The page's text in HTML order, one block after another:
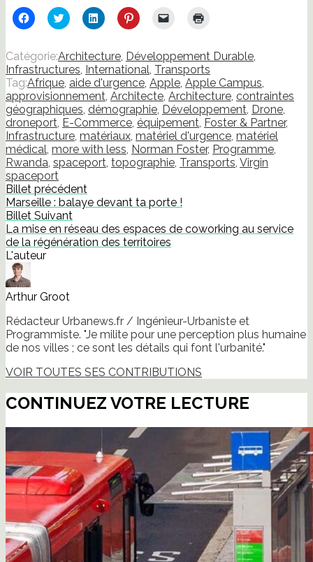
Cliquez
pour
Facebook(ouvre
dans
une
nouvelle
fenêtre)
Cliquez
pour
Twitter(ouvre
dans
une
nouvelle
fenêtre)
Cliquez
pour
LinkedIn(ouvre
dans
une
nouvelle
fenêtre)
Cliquez
pour
Pinterest(ouvre
dans
une
nouvelle
fenêtre)
Cliquer
lien
par
e-
mail
à
un
ami(ouvre
dans
une
nouvelle
fenêtre)
une
nouvelle
fenêtre)
Catégorie:Architecture, Développement Durable,
Infrastructures, International, Transports
Tag:Afrique, aide d'urgence, Apple, Apple Campus,
approvisionnement, Architecte, Architecture, contraintes
géographiques, démographie, Développement, Drone,
droneport, E-Commerce, équipement, Foster & Partner,
Infrastructure, matériaux, matériel d'urgence, matériel
médical, more with less, Norman Foster, Programme,
Rwanda, spaceport, topographie, Transports, Virgin
spaceport
Billet précédent
Marseille : balaye devant ta porte !
Billet Suivant
La mise en réseau des espaces de coworking au service
de la régénération des territoires
L'auteur
Arthur Groot
Rédacteur Urbanews.fr / Ingénieur-Urbaniste et
Programmiste. "Je milite pour une perception plus humaine
de nos villes ; ce sont les détails qui font l'urbanité."
VOIR TOUTES SES CONTRIBUTIONS
CONTINUEZ VOTRE LECTURE